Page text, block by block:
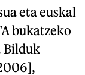
eta euskal
bukatzeko
Bilduk